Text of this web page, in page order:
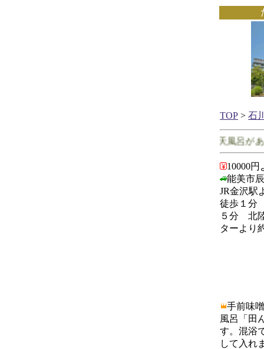
TOP > 石
石川県で客室に露天風呂があ
10000円
能美市
JR金沢駅
徒歩１分
５分 北
ターより
手前味
風呂「田
す。混浴
して入れ